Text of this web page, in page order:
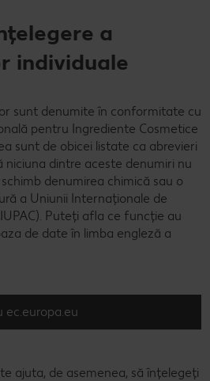
a
individuale
sunt denumite în conformitate cu
pentru Ingrediente Cosmetice
sunt de obicei listate ca abrevieri
niciuna dintre aceste denumiri nu
denumirea chimică sau o
a Uniunii Internaționale de
Puteți afla ce funcție au
de date în limba engleză a
ec.europa.eu
ajuta, de asemenea, să înțelegeți